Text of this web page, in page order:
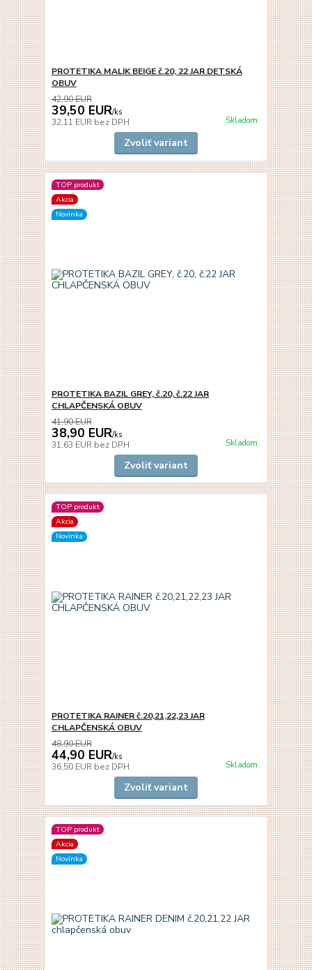
PROTETIKA MALIK BEIGE č.20, 22 JAR DETSKÁ
OBUV
42,90 EUR
39,50 EUR/ks
32,11 EUR bez DPH Skladom
Zvoliť variant
TOP produkt
Akcia
Novinka
PROTETIKA BAZIL GREY, č.20, č.22 JAR
CHLAPČENSKÁ OBUV
41,90 EUR
38,90 EUR/ks
31,63 EUR bez DPH Skladom
Zvoliť variant
TOP produkt
Akcia
Novinka
PROTETIKA RAINER č.20,21,22,23 JAR
CHLAPČENSKÁ OBUV
48,90 EUR
44,90 EUR/ks
36,50 EUR bez DPH Skladom
Zvoliť variant
TOP produkt
Akcia
Novinka